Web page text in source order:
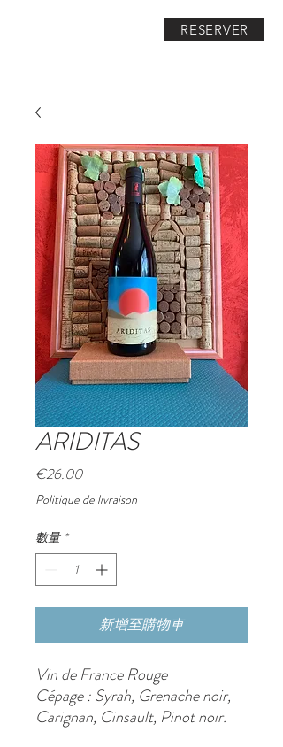
RESERVER
ARIDITAS
€26.00價
格
Politique de livraison
數量 *
新增至購物車
Vin de France Rouge
Cépage : Syrah, Grenache noir,
Carignan, Cinsault, Pinot noir.